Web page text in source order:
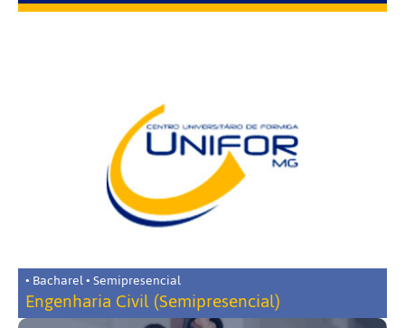
• Bacharel • Semipresencial
Engenharia Civil (Semipresencial)